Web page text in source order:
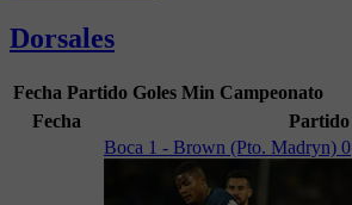
Dorsales
Fecha Partido Goles Min Campeonato
Fecha
Partido
Boca 1 - Brown (Pto. Madryn) 0